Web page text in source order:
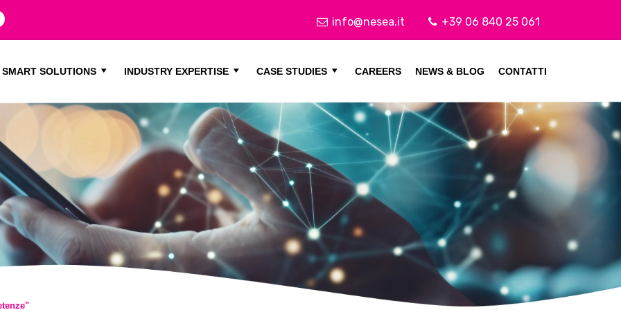
info@nesea.it +39 06 840 25 061
SMART SOLUTIONS INDUSTRY EXPERTISE CASE STUDIES CAREERS NEWS & BLOG CONTATTI